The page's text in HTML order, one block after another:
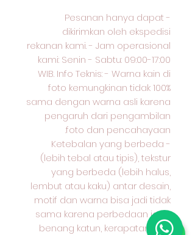
- Pesanan hanya dapat
dikirimkan oleh ekspedisi
rekanan kami. - Jam operasional
kami: Senin - Sabtu: 09:00-17:00
WIB. Info Teknis: - Warna kain di
foto kemungkinan tidak 100%
sama dengan warna asli karena
pengaruh dari pengambilan
foto dan pencahayaan.
- Ketebalan yang berbeda
(lebih tebal atau tipis), tekstur
yang berbeda (lebih halus,
lembut atau kaku) antar desain,
motif dan warna bisa jadi tidak
sama karena perbedaan jenis
benang katun, kerapatan kain,